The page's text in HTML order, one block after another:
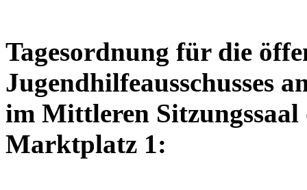
Tagesordnung für die
Jugendhilfeausschusses
im Mittleren Sitzungssaal
Marktplatz 1: